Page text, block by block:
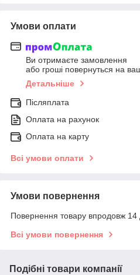
Умови оплати
Ви отримаєте замовлення
або гроші повернуться на
Детальніше
Післяплата
Оплата на рахунок
Оплата на карту
Всі умови оплати
Умови повернення
Повернення товару впродовж 14
Всі умови повернення
Подібні товари компанії